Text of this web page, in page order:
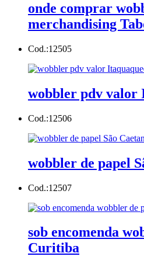
onde comprar
merchandising
Cod.:12505
wobbler pdv valor
Cod.:12506
wobbler de papel
Cod.:12507
sob encomenda
Curitiba